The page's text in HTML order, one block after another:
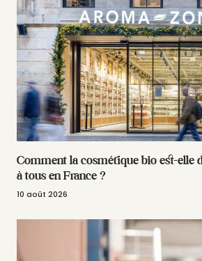
Comment la cosmétique bio est-elle
à tous en France ?
10 août 2026